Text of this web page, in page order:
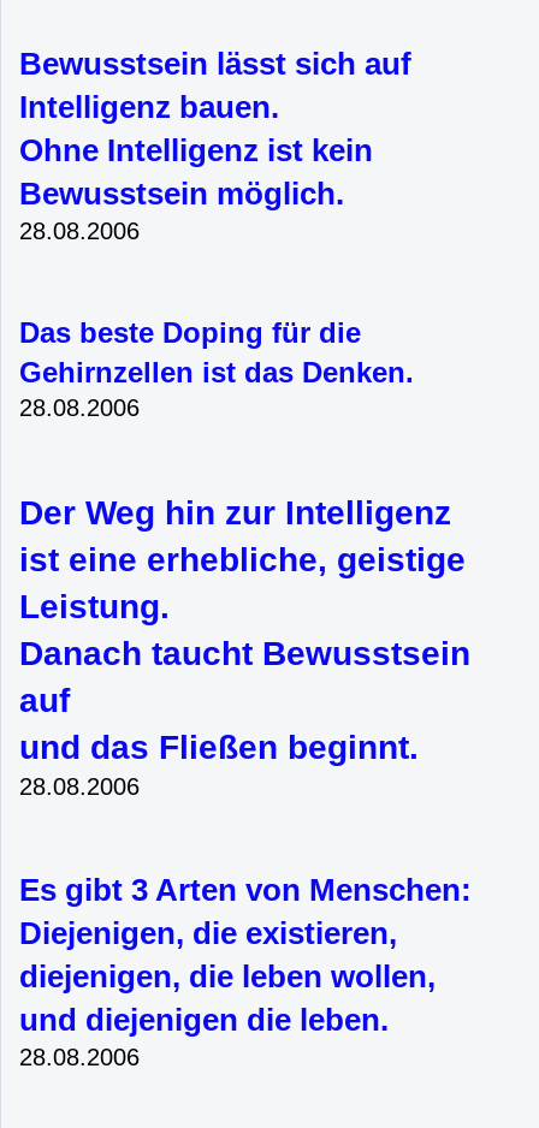
Bewusstsein lässt sich auf
Intelligenz bauen.
Ohne Intelligenz ist kein
Bewusstsein möglich.
28.08.2006
Das beste Doping für die
Gehirnzellen ist das Denken.
28.08.2006
Der Weg hin zur Intelligenz
ist eine erhebliche, geistige
Leistung.
Danach taucht Bewusstsein
auf
und das Fließen beginnt.
28.08.2006
Es gibt 3 Arten von Menschen:
Diejenigen, die existieren,
diejenigen, die leben wollen,
und diejenigen die leben.
28.08.2006